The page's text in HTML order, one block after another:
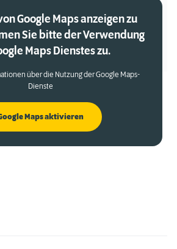
Google Maps anzeigen zu
Sie bitte der Verwendung
Maps Dienstes zu.
über die Nutzung der Google Maps-
Dienste
Maps aktivieren